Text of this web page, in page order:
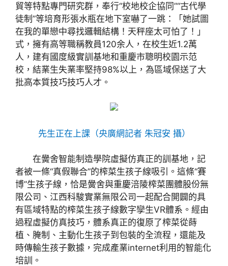
貿等特點專門研究群，奉行“校地校企協同”“古代學
徒制”等培育形張水瓶在地下室嚇了一跳：「她試圖
在我的單戀中尋找邏輯結構！天秤座太可怕了！」
式，擁有高等職稱教員120余人，在校生近1.2萬
人，建有國度級實訓基地和重慶市聰明校園示范
校，結業生失業率堅持98%以上，為區域保送了大
批高本質技巧技巧人才。
先生正在上課（央廣網記者 朱冠安 攝）
在黌舍智能制造學院虛擬仿真正的訓基地，記
者被一條“真假聯合”的榨菜生孩子線吸引。這條“賽
博”生孩子線，恰是黌舍與重慶涪陵榨菜團體股份無
限公司、江西科駿實業無限公司一起配合開闢的具
有區域特點的榨菜生孩子線數字孿生VR體系。經由
過程虛擬仿真技巧，體系真正的復原了榨菜從蒔
植、腌制、主動化生孩子到包裝的全流程，還能及
時傳輸生孩子數據，完成產業internet利用的智能化
培訓。